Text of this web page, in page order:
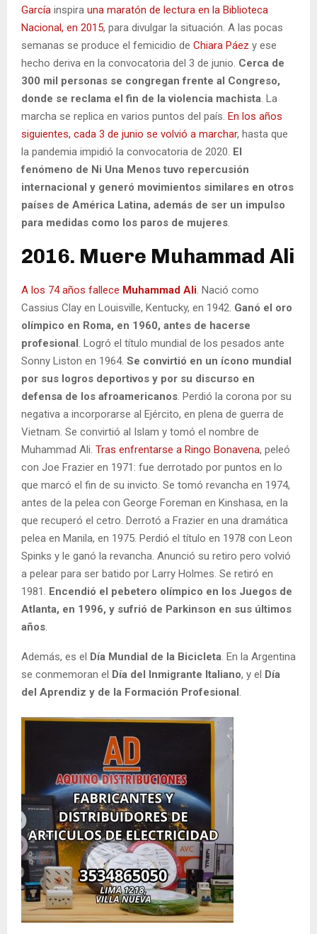
García inspira una maratón de lectura en la Biblioteca
Nacional, en 2015, para divulgar la situación. A las pocas
semanas se produce el femicidio de Chiara Páez y ese
hecho deriva en la convocatoria del 3 de junio. Cerca de
300 mil personas se congregan frente al Congreso,
donde se reclama el fin de la violencia machista. La
marcha se replica en varios puntos del país. En los años
siguientes, cada 3 de junio se volvió a marchar, hasta que
la pandemia impidió la convocatoria de 2020. El
fenómeno de Ni Una Menos tuvo repercusión
internacional y generó movimientos similares en otros
países de América Latina, además de ser un impulso
para medidas como los paros de mujeres.
2016. Muere Muhammad Ali
A los 74 años fallece Muhammad Ali. Nació como
Cassius Clay en Louisville, Kentucky, en 1942. Ganó el oro
olímpico en Roma, en 1960, antes de hacerse
profesional. Logró el título mundial de los pesados ante
Sonny Liston en 1964. Se convirtió en un ícono mundial
por sus logros deportivos y por su discurso en
defensa de los afroamericanos. Perdió la corona por su
negativa a incorporarse al Ejército, en plena de guerra de
Vietnam. Se convirtió al Islam y tomó el nombre de
Muhammad Ali. Tras enfrentarse a Ringo Bonavena, peleó
con Joe Frazier en 1971: fue derrotado por puntos en lo
que marcó el fin de su invicto. Se tomó revancha en 1974,
antes de la pelea con George Foreman en Kinshasa, en la
que recuperó el cetro. Derrotó a Frazier en una dramática
pelea en Manila, en 1975. Perdió el título en 1978 con Leon
Spinks y le ganó la revancha. Anunció su retiro pero volvió
a pelear para ser batido por Larry Holmes. Se retiró en
1981. Encendió el pebetero olímpico en los Juegos de
Atlanta, en 1996, y sufrió de Parkinson en sus últimos
años.
Además, es el Día Mundial de la Bicicleta. En la Argentina
se conmemoran el Día del Inmigrante Italiano, y el Día
del Aprendiz y de la Formación Profesional.